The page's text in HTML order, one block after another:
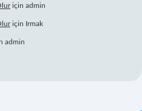
için admin
için Irmak
admin